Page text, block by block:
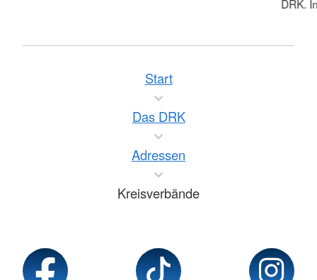
DRK.
Start
Das DRK
Adressen
Kreisverbände